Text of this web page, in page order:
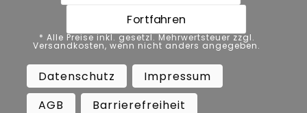
* Alle Preise inkl. gesetzl. Mehrwertsteuer zzgl.
Versandkosten, wenn nicht anders angegeben.
Datenschutz Impressum
Barrierefreiheit
Vertrag widerrufen
Fortfahren
* Alle Preise inkl. gesetzl. Mehrwertsteuer zzgl.
Versandkosten, wenn nicht anders angegeben.
Datenschutz
Impressum
AGB
Barrierefreiheit